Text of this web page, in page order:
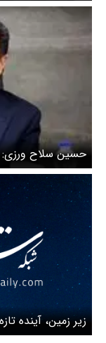
حسین سلاح ورزی:
اعتماد رنج
بدبینی مطلق
زیر زمین، آینده